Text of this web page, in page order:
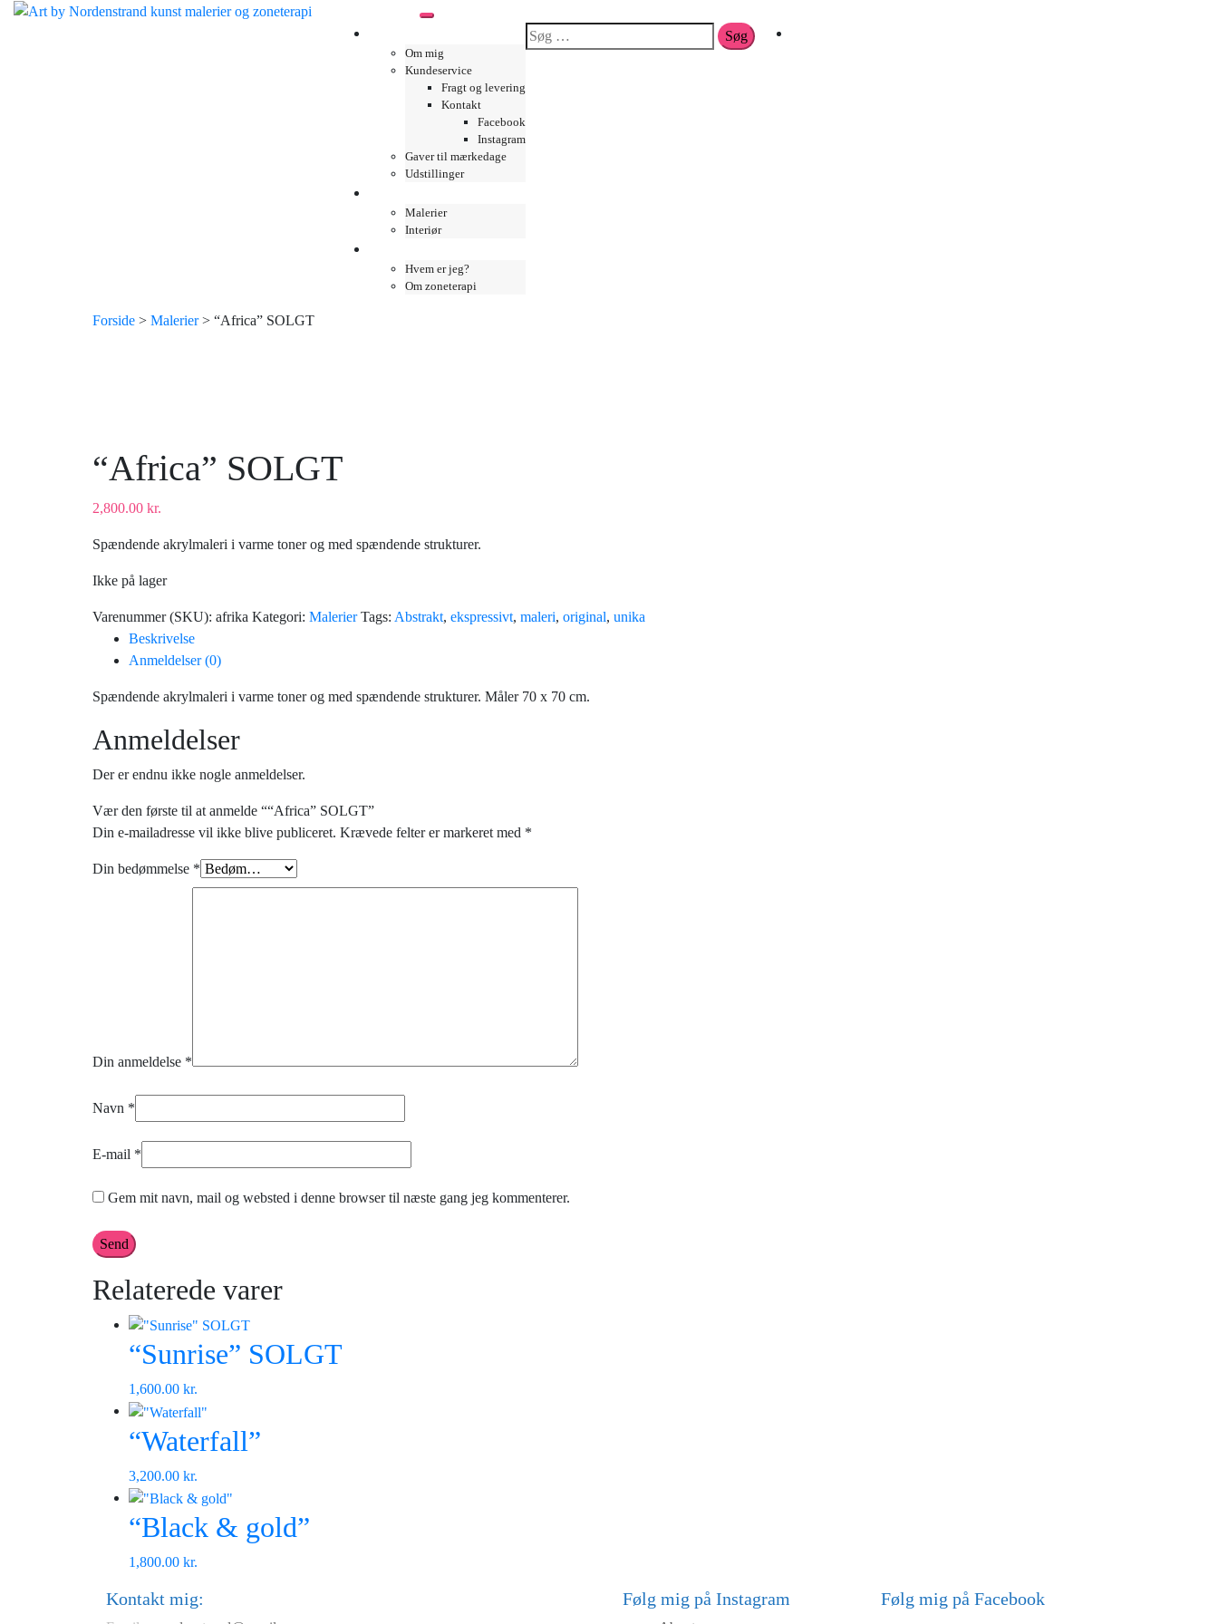
Skip
Toggle mobile menu
Om mig
Kundeservice
Fragt og levering
Kontakt
Facebook
Instagram
Gaver til mærkedage
Udstillinger
Malerier
Interiør
Hvem er jeg?
Om zoneterapi
Søg
efter:
Forside > Malerier> “Africa” SOLGT
“Africa” SOLGT
2,800.00 kr.
Spændende akrylmaleri i varme toner og med spændende strukturer.
Ikke på lager
Varenummer (SKU): afrika Kategori: Malerier Tags: Abstrakt, ekspressivt, maleri, original, unika
Beskrivelse
Anmeldelser (0)
Spændende akrylmaleri i varme toner og med spændende strukturer. Måler 70 x 70 cm.
Anmeldelser
Der er endnu ikke nogle anmeldelser.
Vær den første til at anmelde ““Africa” SOLGT”
Din e-mailadresse vil ikke blive publiceret. Krævede felter er markeret med *
Din bedømmelse *
Din anmeldelse *
Navn *
E-mail *
Gem mit navn, mail og websted i denne browser til næste gang jeg kommenterer.
Relaterede varer
“Sunrise” SOLGT
1,600.00 kr.
“Waterfall”
3,200.00 kr.
“Black & gold”
1,800.00 kr.
Kontakt mig: Følg mig på Instagram Følg mig på Facebook